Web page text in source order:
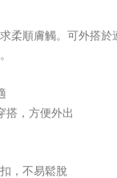
柔順膚觸。可外搭於
搭，方便外出
，不易鬆脫